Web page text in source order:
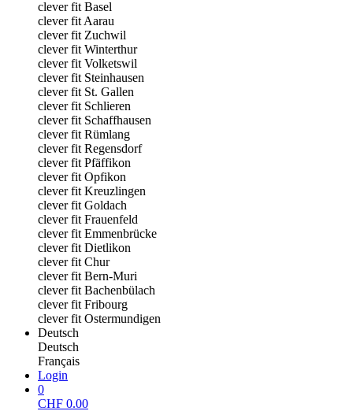
clever fit Basel
clever fit Aarau
clever fit Zuchwil
clever fit Winterthur
clever fit Volketswil
clever fit Steinhausen
clever fit St. Gallen
clever fit Schlieren
clever fit Schaffhausen
clever fit Rümlang
clever fit Regensdorf
clever fit Pfäffikon
clever fit Opfikon
clever fit Kreuzlingen
clever fit Goldach
clever fit Frauenfeld
clever fit Emmenbrücke
clever fit Dietlikon
clever fit Chur
clever fit Bern-Muri
clever fit Bachenbülach
clever fit Fribourg
clever fit Ostermundigen
Deutsch
Deutsch
Français
Login
0
CHF 0.00